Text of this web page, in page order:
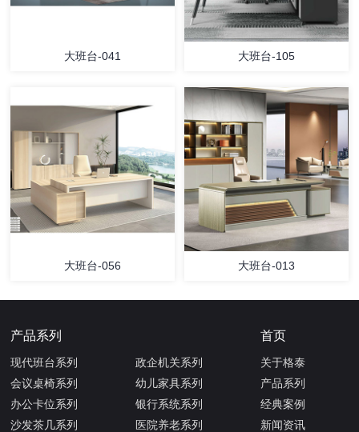
大班台-041 大班台-105
大班台-056 大班台-013
产品系列
现代班台系列
会议桌椅系列
办公卡位系列
沙发茶几系列
政企机关系列
幼儿家具系列
银行系统系列
医院养老系列
首页
关于格泰
产品系列
经典案例
新闻资讯